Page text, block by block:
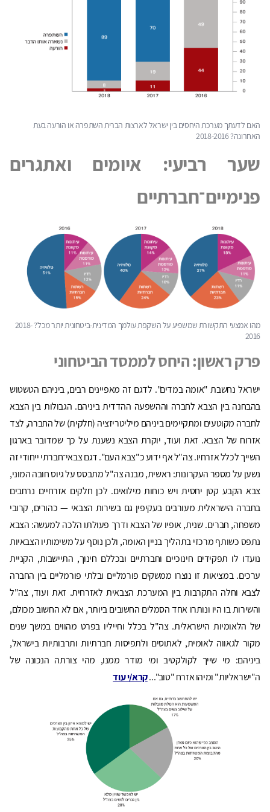
האם לדעתך מערכת היחסים בין ישראל לארצות הברית השתפרה או הורעה בעת
האחרונה? 2018-2016
שער רביעי: איומים ואתגרים
פנימיים־חברתיים
מהו אמצעי התקשורת שמשפיע על השקפת עולמך המדינית-ביטחונית יותר מכל? 2018-
2016
פרק ראשון: היחס לממסד הביטחוני
ישראל נחשבת "אומה במדים". לדגם זה מאפיינים רבים, ביניהם הטשטוש
בהבחנה בין הצבא לחברה וההשפעה ההדדית ביניהם. הגבולות בין הצבא
לחברה מקוטעים ומתקיימים ביניהם מיליטריזציה (חלקית) של החברה, לצד
אזרוח של הצבא. זאת ועוד, יוקרת הצבא נשענת על כך שמדובר בארגון
השייך לכלל אזרחיו. צה"ל אף ידוע כ"צבא העם". דגם צבאי־חברתי ייחודי זה
נשען על מספר העקרונות: ראשית, מבנה צה"ל מתבסס על גיוס חובה המוני,
צבא הקבע קטן יחסית ויש כוחות מילואים. לכן חלקים אזרחיים נרחבים
בחברה הישראלית מעורבים בעקיפין גם בשירות הצבאי — כהורים, קרובי
משפחה, חברים. שנית, אופיו של הצבא ודרך פעולתו הלכה למעשה: הצבא
נתפס כשותף מרכזי בתהליך בניין האומה, ולכן נוסף על משימותיו הצבאיות
נועדו לו תפקידים חינוכיים וחברתיים ובכללם חינוך, התיישבות, הקניית
ערכים. במציאות זו נוצרו ממשקים פורמליים ובלתי פורמליים בין החברה
לצבא וחלה התקרבות בין המערכת הצבאית לאזרחית. זאת ועוד, צה"ל
והשירות בו היו ונותרו אחד הסמלים החשובים ביותר, אם לא החשוב מכולם,
של הלאומיות הישראלית. צה"ל בכלל וחייליו בפרט מהווים במשך שנים
מקור לגאווה לאומית, לאתוסים ולתפיסות חברתיות ותרבותיות בישראל,
ביניהם: מי שייך לקולקטיב ומי מודר ממנו, מהי צורתה הנכונה של
ה"ישראליות" ומיהו אזרח "טוב"...קרא/י עוד